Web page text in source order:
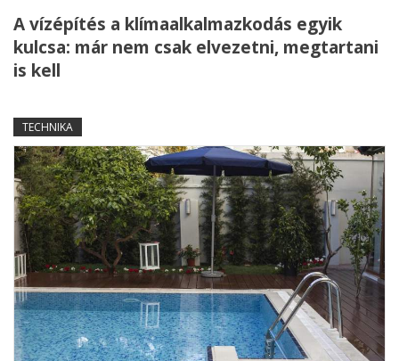
A vízépítés a klímaalkalmazkodás egyik
kulcsa: már nem csak elvezetni, megtartani
is kell
TECHNIKA